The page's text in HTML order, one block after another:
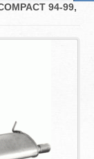
94-99,